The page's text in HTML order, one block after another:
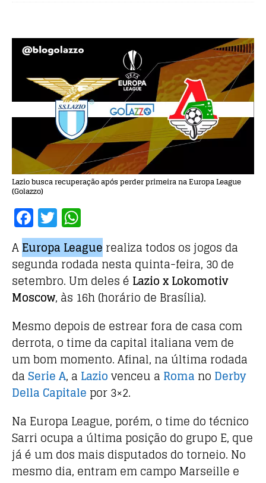
Lazio busca recuperação após perder primeira na Europa League
(Golazzo)
F
a
c
e
b
o
o
k
T
w
it
te
r
h
at
s
A
p
p
AEuropa League realiza todos os jogos da
segunda rodada nesta quinta-feira, 30 de
setembro. Um deles é Lazio x Lokomotiv
Moscow, às 16h (horário de Brasília).
Mesmo depois de estrear fora de casa com
derrota, o time da capital italiana vem de
um bom momento. Afinal, na última rodada
daSerie A, a Laziovenceu a Roma no Derby
Della Capitale por 3×2.
Na Europa League, porém, o time do técnico
Sarri ocupa a última posição do grupo E, que
já é um dos mais disputados do torneio. No
mesmo dia, entram em campo Marseille e